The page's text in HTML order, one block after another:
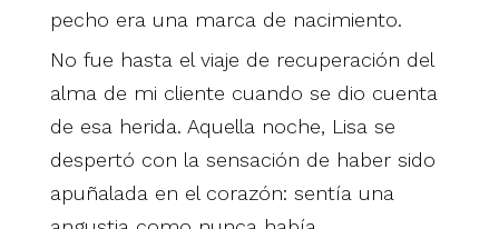
pecho era una marca de nacimiento.
No fue hasta el viaje de recuperación del
alma de mi cliente cuando se dio cuenta
de esa herida. Aquella noche, Lisa se
despertó con la sensación de haber sido
apuñalada en el corazón: sentía una